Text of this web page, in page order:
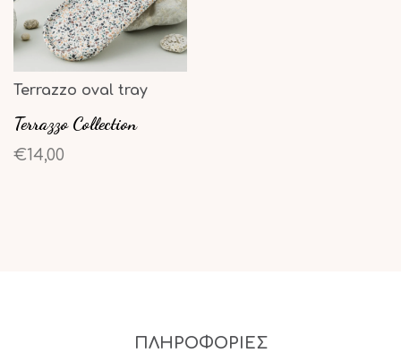
Terrazzo oval tray
Terrazzo Collection
€14,00
ΠΛΗΡΟΦΟΡΙΕΣ